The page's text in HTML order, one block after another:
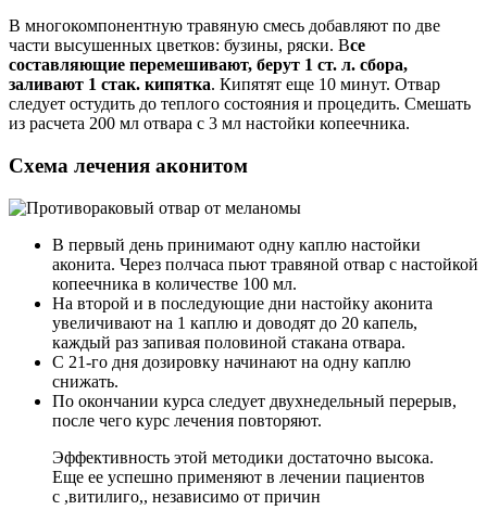
В многокомпонентную травяную смесь добавляют по две
части высушенных цветков: бузины, ряски. Все
составляющие перемешивают, берут 1 ст. л. сбора,
заливают 1 стак. кипятка. Кипятят еще 10 минут. Отвар
следует остудить до теплого состояния и процедить. Смешать
из расчета 200 мл отвара с 3 мл настойки копеечника.
Схема лечения аконитом
В первый день принимают одну каплю настойки
аконита. Через полчаса пьют травяной отвар с настойкой
копеечника в количестве 100 мл.
На второй и в последующие дни настойку аконита
увеличивают на 1 каплю и доводят до 20 капель,
каждый раз запивая половиной стакана отвара.
С 21-го дня дозировку начинают на одну каплю
снижать.
По окончании курса следует двухнедельный перерыв,
после чего курс лечения повторяют.
Эффективность этой методики достаточно высока.
Еще ее успешно применяют в лечении пациентов
с ,витилиго,, независимо от причин